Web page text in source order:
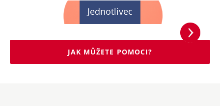
Jednotlivec
JAK MŮŽETE POMOCI?